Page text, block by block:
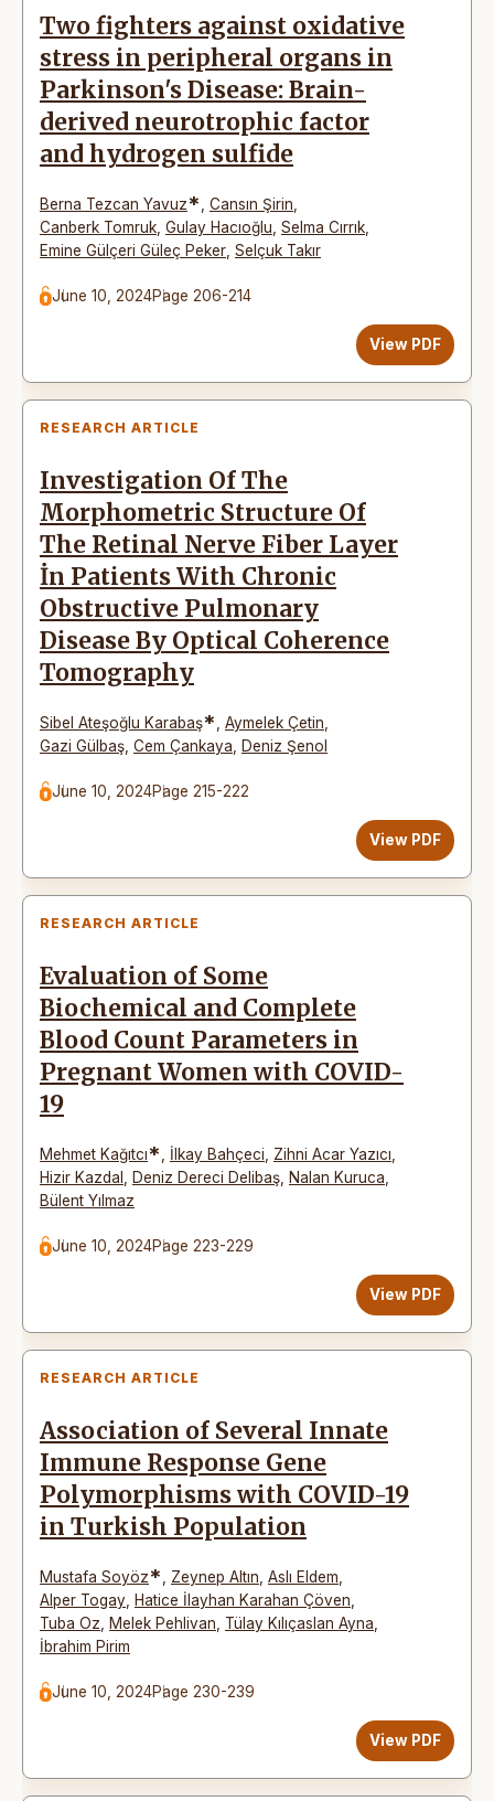
Two fighters against oxidative
stress in peripheral organs in
Parkinson's Disease: Brain-
derived neurotrophic factor
and hydrogen sulfide
Berna Tezcan Yavuz* Cansın Şirin
Canberk Tomruk Gulay Hacıoğlu Selma Cırrık
Emine Gülçeri Güleç Peker Selçuk Takır
June 10, 2024Page 206-214
View PDF
RESEARCH ARTICLE
Investigation Of The
Morphometric Structure Of
The Retinal Nerve Fiber Layer
İn Patients With Chronic
Obstructive Pulmonary
Disease By Optical Coherence
Tomography
Sibel Ateşoğlu Karabaş* Aymelek Çetin
Gazi Gülbaş Cem Çankaya Deniz Şenol
June 10, 2024Page 215-222
View PDF
RESEARCH ARTICLE
Evaluation of Some
Biochemical and Complete
Blood Count Parameters in
Pregnant Women with COVID-
19
Mehmet Kağıtcı* İlkay Bahçeci Zihni Acar Yazıcı
Hizir Kazdal
Deniz Dereci Delibaş Nalan Kuruca
Bülent Yılmaz
June 10, 2024Page 223-229
View PDF
RESEARCH ARTICLE
Association of Several Innate
Immune Response Gene
Polymorphisms with COVID-19
in Turkish Population
Mustafa Soyöz* Zeynep Altın Aslı Eldem
Alper Togay
Hatice İlayhan Karahan Çöven
Tuba Oz
Melek Pehlivan Tülay Kılıçaslan Ayna
İbrahim Pirim
June 10, 2024Page 230-239
View PDF